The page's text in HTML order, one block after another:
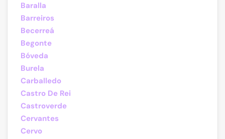
Baralla
Barreiros
Becerreá
Begonte
Bóveda
Burela
Carballedo
Castro De Rei
Castroverde
Cervantes
Cervo